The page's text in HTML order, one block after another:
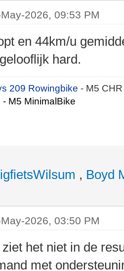
2026, 09:53 PM
en 44km/u
hard.
209 Rowingbike- M5
- M5 MinimalBike
, Boyd
2026, 03:50 PM
het niet in de
met